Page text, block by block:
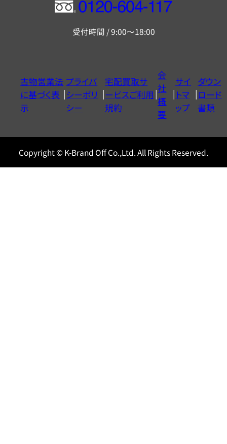
フ
ー
ヤ
ル
0120604117
受付時間 / 9:00～18:00
古物営業法
に基づく表
示
プライバ
シーポリ
シー
宅配買取サ
ービスご利用
規約
会
社
概
要
サイ
トマ
ップ
ダウン
ロード
書類
Copyright © K-Brand Off Co.,Ltd. All Rights Reserved.